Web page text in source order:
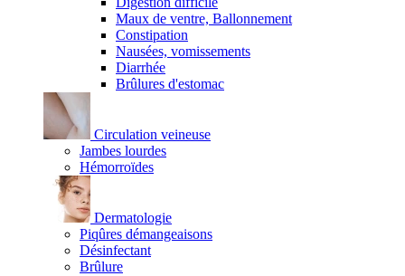
Maux de ventre, Ballonnement
Constipation
Nausées, vomissements
Diarrhée
Brûlures d'estomac
Circulation veineuse
Jambes lourdes
Hémorroïdes
Dermatologie
Piqûres démangeaisons
Désinfectant
Brûlure